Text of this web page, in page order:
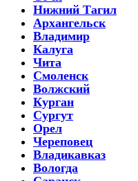
Нижний Тагил
Архангельск
Владимир
Калуга
Чита
Смоленск
Волжский
Курган
Сургут
Орел
Череповец
Владикавказ
Вологда